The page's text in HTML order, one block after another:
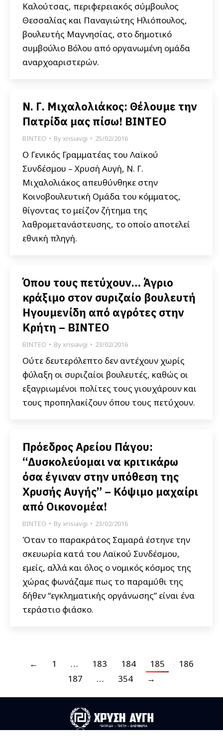
Καλούτσας, περιφερειακός σύμβουλος
Θεσσαλίας και Παναγιώτης Ηλιόπουλος,
βουλευτής Μαγνησίας, στο δημοτικό
συμβούλιο Βόλου από οργανωμένη ομάδα
αναρχοαριστερών.
Ν. Γ. Μιχαλολιάκος: Θέλουμε την
Πατρίδα μας πίσω! ΒΙΝΤΕΟ
ΒΙΝΤΕΟ Byxrisiavgi 25/02/2016
Ο Γενικός Γραμματέας του Λαϊκού
Συνδέσμου – Χρυσή Αυγή, Ν. Γ.
Μιχαλολιάκος απευθύνθηκε στην
Κοινοβουλευτική Ομάδα του κόμματος,
θίγοντας το μείζον ζήτημα της
λαθρομετανάστευσης, το οποίο αποτελεί
εθνική πληγή.
Όπου τους πετύχουν… Άγριο
κράξιμο στον συριζαίο βουλευτή
Ηγουμενίδη από αγρότες στην
Κρήτη – ΒΙΝΤΕΟ
ΒΙΝΤΕΟ Byxrisiavgi 23/02/2016
Ούτε δευτερόλεπτο δεν αντέχουν χωρίς
φύλαξη οι συριζαίοι βουλευτές, καθώς οι
εξαγριωμένοι πολίτες τους γιουχάρουν και
τους προπηλακίζουν όπου τους πετύχουν.
Πρόεδρος Αρείου Πάγου:
“Δυσκολεύομαι να κριτικάρω
όσα έγιναν στην υπόθεση της
Χρυσής Αυγής” – Κόψιμο μαχαίρι
από Οικονομέα!
ΒΙΝΤΕΟ Byxrisiavgi 23/02/2016
Όταν το παρακράτος Σαμαρά έστηνε την
σκευωρία κατά του Λαϊκού Συνδέσμου,
εμείς, αλλά και όλος ο νομικός κόσμος της
χώρας φωνάζαμε πως το παραμύθι της
δήθεν “εγκληματικής οργάνωσης” είναι ένα
τεράστιο φιάσκο.
← 1 … 183 184 185
186
187
… 354 →